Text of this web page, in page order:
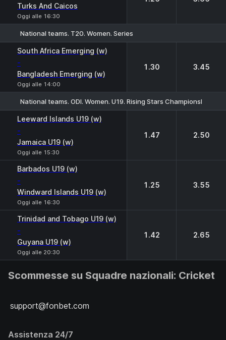
Turks And Caicos
Oggi alle 16:30
National teams. T20. Women. Series
South Africa Emerging (w)
-
Bangladesh Emerging (w)
Oggi alle 14:00
1.30 3.45
National teams. ODI. Women. U19. Rising Stars Championship
Leeward Islands U19 (w)
-
Jamaica U19 (w)
Oggi alle 15:30
1.47 2.50
Barbados U19 (w)
-
Windward Islands U19 (w)
Oggi alle 16:30
1.25 3.55
Trinidad and Tobago U19 (w)
-
Guyana U19 (w)
Oggi alle 20:30
1.42 2.65
Scommesse su Squadre nazionali: Cricket
support@fonbet.com
Assistenza 24/7